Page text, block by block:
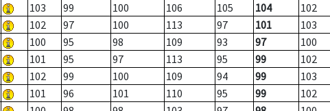
103 99 100 106 105 104
102
102 97 100 113 97 101
103
100 95 98 109 93 97
100
101 95 97 113 95 99
102
102 99 100 109 94 99
103
101 96 101 110 95 99
102